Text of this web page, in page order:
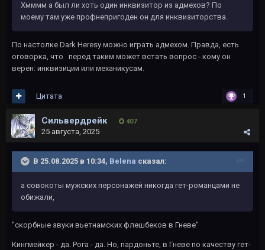
Хмммм а был ли хоть один инквизитор из адмехов? По
моему там уже профнепригоден он для инквизиторства.
По настолке Dark Heresy можно играть адмехом. Правда, есть
оговорка, что перед таким может встать вопрос - кому он
верен: инквизиции или механикусам.
1
Цитата
Сильвердрейк 407
25 августа, 2025
В 25.08.2025 в 10:34, Belena сказал:
а совокоты мужских персонажей никогда гет-романцами не
обижали,
"скорбные звуки вьетнамских флешбеков в Гневе"
Кингмейкер - да. Рога - да. Но, пардоньте, в Гневе по качеству гет-